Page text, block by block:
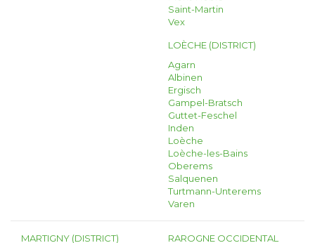
Saint-Martin
Vex
LOÈCHE (DISTRICT)
Agarn
Albinen
Ergisch
Gampel-Bratsch
Guttet-Feschel
Inden
Loèche
Loèche-les-Bains
Oberems
Salquenen
Turtmann-Unterems
Varen
MARTIGNY (DISTRICT)
RAROGNE OCCIDENTAL